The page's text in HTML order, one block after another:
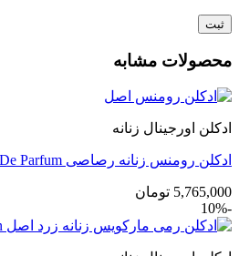
محصولات مشابه
ادکلن اورجینال زنانه
ادکلن رومنس زنانه رصاصی Rasasi Romance Eau De Parfum
5,765,000 تومان
-10%